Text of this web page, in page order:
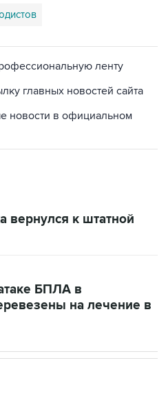
ленту
главных новостей сайта
новости в официальном
вернулся к штатной
БПЛА в
на лечение в